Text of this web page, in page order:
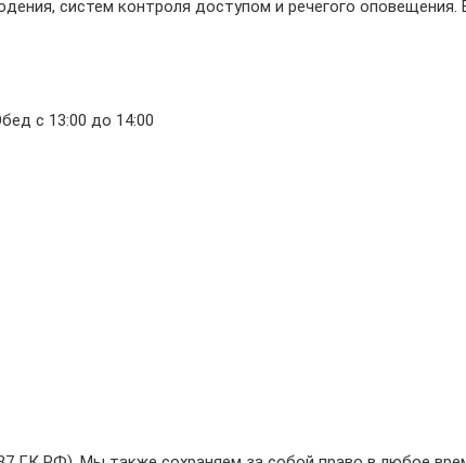
систем контроля доступом и речегого
с 13:00 до 14:00